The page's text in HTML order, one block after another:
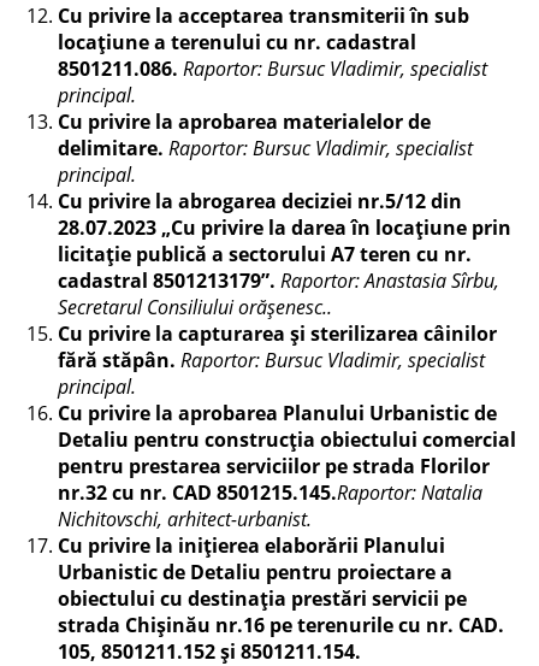
Cu privire la acceptarea transmiterii în sub
locațiune a terenului cu nr. cadastral
8501211.086. Raportor: Bursuc Vladimir, specialist
principal.
Cu privire la aprobarea materialelor de
delimitare. Raportor: Bursuc Vladimir, specialist
principal.
Cu privire la abrogarea deciziei nr.5/12 din
28.07.2023 „Cu privire la darea în locațiune prin
licitație publică a sectorului A7 teren cu nr.
cadastral 8501213179”. Raportor: Anastasia Sîrbu,
Secretarul Consiliului orășenesc..
Cu privire la capturarea și sterilizarea câinilor
fără stăpân. Raportor: Bursuc Vladimir, specialist
principal.
Cu privire la aprobarea Planului Urbanistic de
Detaliu pentru construcția obiectului comercial
pentru prestarea serviciilor pe strada Florilor
nr.32 cu nr. CAD 8501215.145.Raportor:Natalia
Nichitovschi, arhitect-urbanist.
Cu privire la inițierea elaborării Planului
Urbanistic de Detaliu pentru proiectare a
obiectului cu destinația prestări servicii pe
strada Chișinău nr.16 pe terenurilecu nr. CAD.
105, 8501211.152 și 8501211.154.